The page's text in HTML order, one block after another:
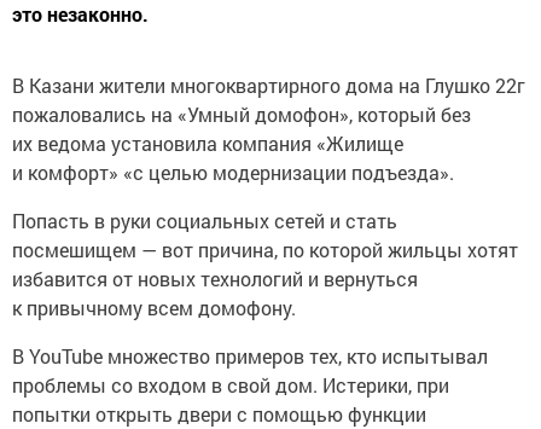
это незаконно.
В Казани жители многоквартирного дома на Глушко 22г
пожаловались на «Умный домофон», который без
их ведома установила компания «Жилище
и комфорт» «с целью модернизации подъезда».
Попасть в руки социальных сетей и стать
посмешищем — вот причина, по которой жильцы хотят
избавится от новых технологий и вернуться
к привычному всем домофону.
В YouTube множество примеров тех, кто испытывал
проблемы со входом в свой дом. Истерики, при
попытки открыть двери с помощью функции